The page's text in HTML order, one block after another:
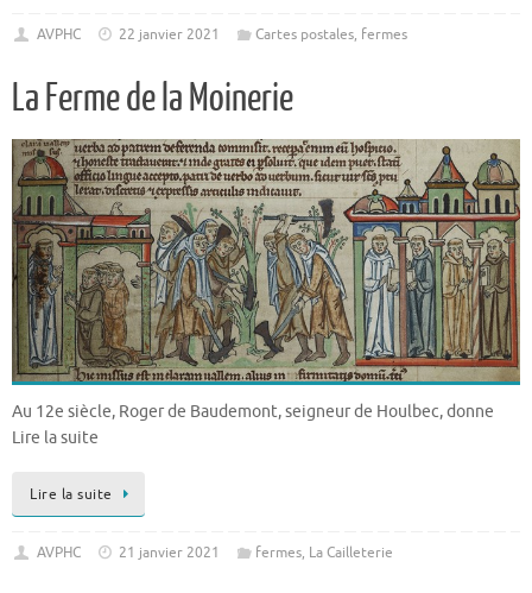
AVPHC 22 janvier 2021 Cartes postales, fermes
La Ferme de la Moinerie
Au 12e siècle, Roger de Baudemont, seigneur de Houlbec, donne
Lire la suite
Lire la suite
AVPHC 21 janvier 2021 fermes, La Cailleterie